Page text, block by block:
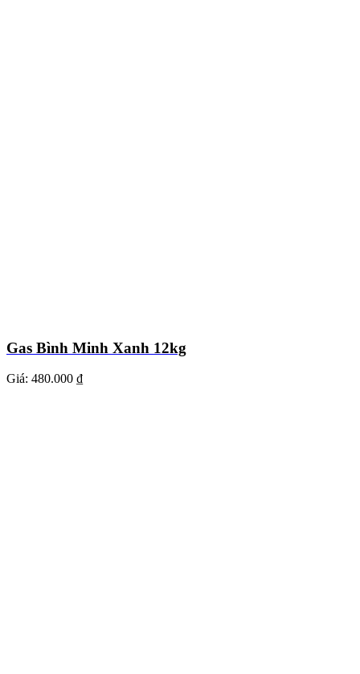
Gas Bình Minh Xanh 12kg
Giá: 480.000 ₫